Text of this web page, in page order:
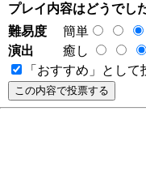
プレイ内容はどうでし
難易度
簡単
演出
癒し
「おすすめ」として